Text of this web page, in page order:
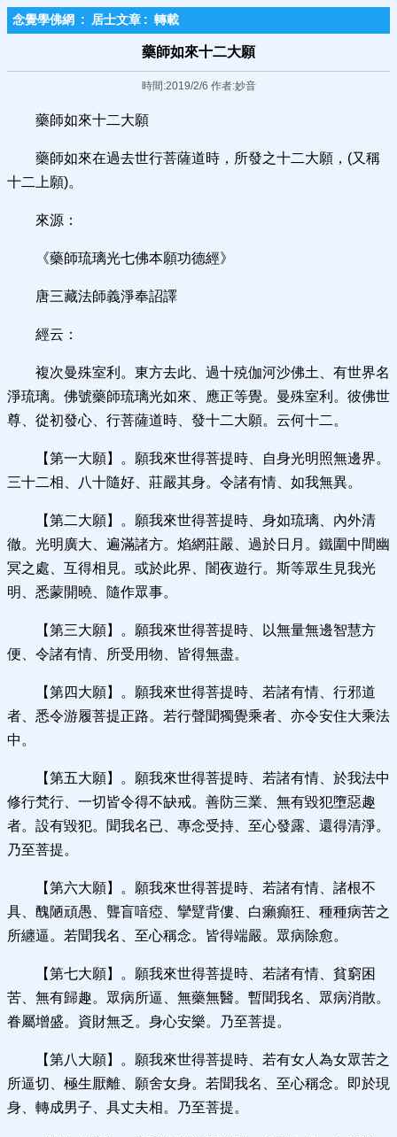
念覺學佛網 : 居士文章 : 轉載
藥師如來十二大願
時間:2019/2/6 作者:妙音
藥師如來十二大願
藥師如來在過去世行菩薩道時，所發之十二大願，(又稱
十二上願)。
來源：
《藥師琉璃光七佛本願功德經》
唐三藏法師義淨奉詔譯
經云：
複次曼殊室利。東方去此、過十殑伽河沙佛土、有世界名
淨琉璃。佛號藥師琉璃光如來、應正等覺。曼殊室利。彼佛世
尊、從初發心、行菩薩道時、發十二大願。云何十二。
【第一大願】。願我來世得菩提時、自身光明照無邊界。
三十二相、八十隨好、莊嚴其身。令諸有情、如我無異。
【第二大願】。願我來世得菩提時、身如琉璃、內外清
徹。光明廣大、遍滿諸方。焰網莊嚴、過於日月。鐵圍中間幽
冥之處、互得相見。或於此界、闇夜遊行。斯等眾生見我光
明、悉蒙開曉、隨作眾事。
【第三大願】。願我來世得菩提時、以無量無邊智慧方
便、令諸有情、所受用物、皆得無盡。
【第四大願】。願我來世得菩提時、若諸有情、行邪道
者、悉令游履菩提正路。若行聲聞獨覺乘者、亦令安住大乘法
中。
【第五大願】。願我來世得菩提時、若諸有情、於我法中
修行梵行、一切皆令得不缺戒。善防三業、無有毀犯墮惡趣
者。設有毀犯。聞我名已、專念受持、至心發露、還得清淨。
乃至菩提。
【第六大願】。願我來世得菩提時、若諸有情、諸根不
具、醜陋頑愚、聾盲喑瘂、攣躄背僂、白癩癲狂、種種病苦之
所纏逼。若聞我名、至心稱念。皆得端嚴。眾病除愈。
【第七大願】。願我來世得菩提時、若諸有情、貧窮困
苦、無有歸趣。眾病所逼、無藥無醫。暫聞我名、眾病消散。
眷屬增盛。資財無乏。身心安樂。乃至菩提。
【第八大願】。願我來世得菩提時、若有女人為女眾苦之
所逼切、極生厭離、願舍女身。若聞我名、至心稱念。即於現
身、轉成男子、具丈夫相。乃至菩提。